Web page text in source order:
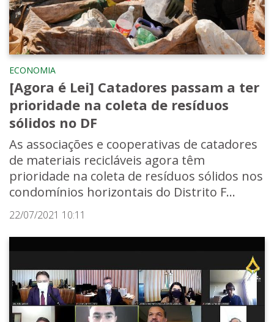
ECONOMIA
[Agora é Lei] Catadores passam a ter
prioridade na coleta de resíduos
sólidos no DF
As associações e cooperativas de catadores
de materiais recicláveis agora têm
prioridade na coleta de resíduos sólidos nos
condomínios horizontais do Distrito F...
22/07/2021 10:11